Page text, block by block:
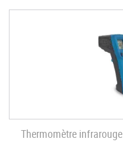
Thermomètre infrarouge